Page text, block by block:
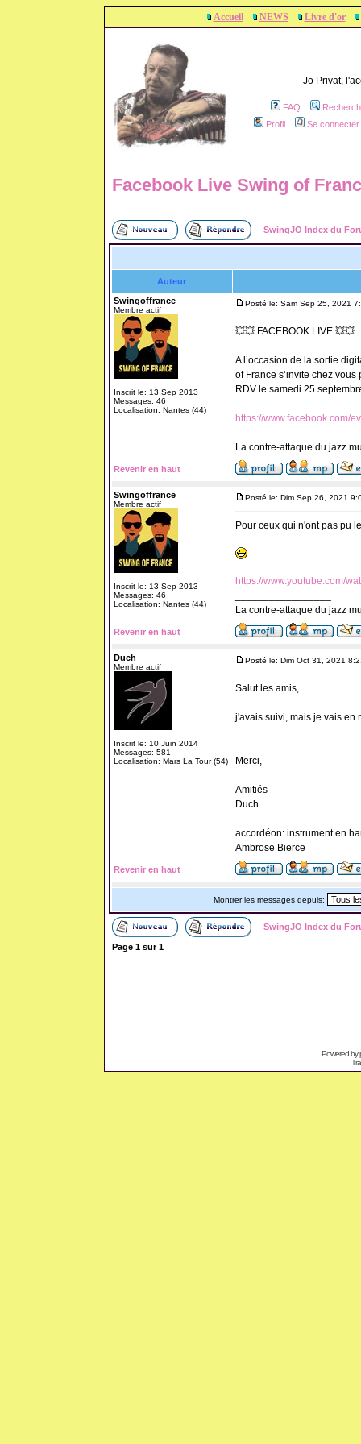
Accueil NEWS Livre d'or
Jo Privat,
FAQ
Profil
Se
Facebook Live Swing of
SwingJO Index du
Auteur
Swingoffrance
Membre actif
Inscrit le: 13 Sep 2013
Messages: 46
Localisation: Nantes (44)
Posté le: Sam Sep 25, 2021
💥💥 FACEBOOK LIVE 💥💥
A l’occasion de la sortie
of France s’invite chez vous
RDV le samedi 25
https://www.facebook.com/
La contre-attaque du jazz
Revenir en haut
Swingoffrance
Membre actif
Inscrit le: 13 Sep 2013
Messages: 46
Localisation: Nantes (44)
Posté le: Dim Sep 26, 2021
Pour ceux qui n'ont pas pu
https://www.youtube.com/
La contre-attaque du jazz
Revenir en haut
Duch
Membre actif
Inscrit le: 10 Juin 2014
Messages: 581
Localisation: Mars La Tour (54)
Posté le: Dim Oct 31, 2021
Salut les amis,
j'avais suivi, mais je vais en
Merci,
Amitiés
Duch
accordéon: instrument en
Ambrose Bierce
Revenir en haut
Montrer les messages depuis:
SwingJO Index du
Page 1sur1
Powered by